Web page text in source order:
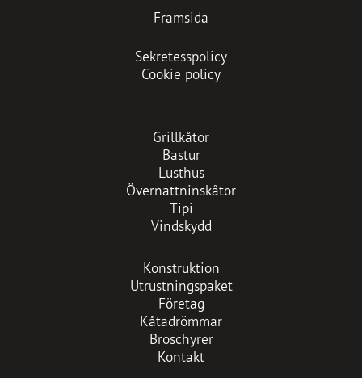
Framsida
Sekretesspolicy
Cookie policy
Grillkåtor
Bastur
Lusthus
Övernattninskåtor
Tipi
Vindskydd
Konstruktion
Utrustningspaket
Företag
Kåtadrömmar
Broschyrer
Kontakt